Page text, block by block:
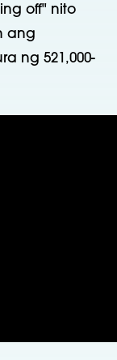
off" nito
ang
ng 521,000-